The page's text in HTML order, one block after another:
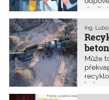
makléř
úskalí
a nové
palety
Ing.
Může